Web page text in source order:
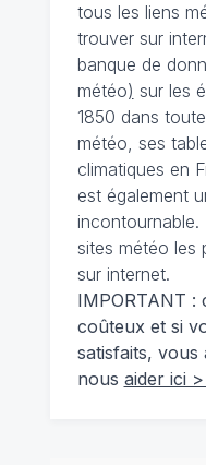
tous les liens
trouver sur
banque de
météo) sur les
1850 dans
météo, ses
climatiques en
est également
sites météo les
sur internet.
IMPORTANT :
coûteux et si
satisfaits, vous
nous aider ici